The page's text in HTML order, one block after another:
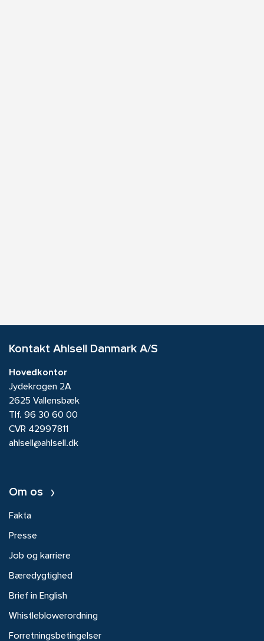
Kontakt Ahlsell Danmark A/S
Hovedkontor
Jydekrogen 2A
2625 Vallensbæk
Tlf. 96 30 60 00
CVR 42997811
ahlsell@ahlsell.dk
Om os
Fakta
Presse
Job og karriere
Bæredygtighed
Brief in English
Whistleblowerordning
Forretningsbetingelser